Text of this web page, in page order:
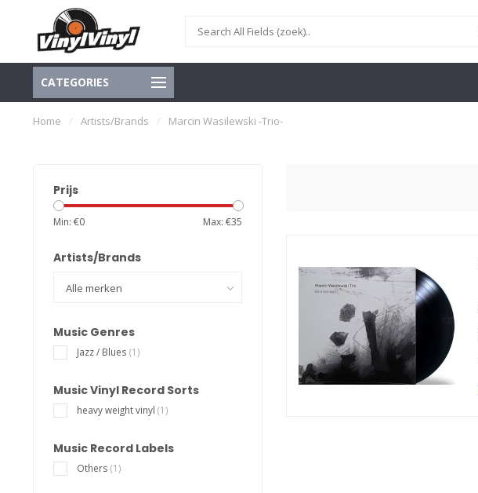
CATEGORIES
Home / Artists/Brands / Marcin Wasilewski -Trio-
Prijs
Min: €0 Max: €35
Artists/Brands
Music Genres
Jazz / Blues (1)
Music Vinyl Record Sorts
heavy weight vinyl (1)
Music Record Labels
Others (1)